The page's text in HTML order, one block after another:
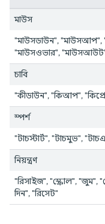
মাউস
"মাউসডাউন", "মাউসআপ",
"মাউসওভার",
চাবি
"কীডাউন", "কিআপ",
স্পর্শ
"টাচস্টার্ট", ​​"টাচমুভ",
নিয়ন্ত্রণ
"রিসাইজ", "স্ক্রোল", "জুম",
দিন", "রিসেট"